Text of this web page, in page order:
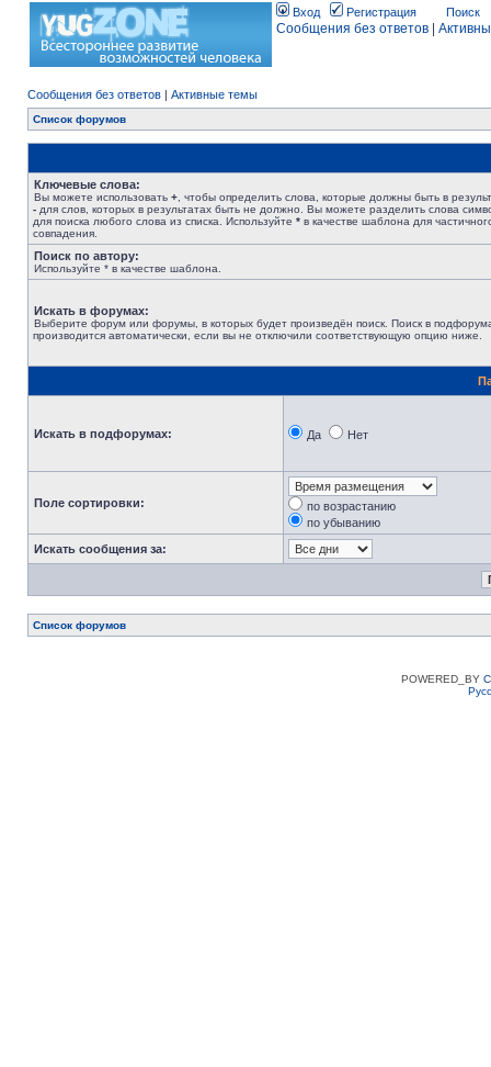
Вход Регистрация Поиск
Сообщения без ответов
Сообщения без ответов | Активные темы
Список форумов
Ключевые слова:
Вы можете использовать + , чтобы определить слова, которые должны быть в
- для слов, которых в результатах быть не должно. Вы можете разделить слова
для поиска любого слова из списка. Используйте * в качестве шаблона для
совпадения.
Поиск по автору:
Используйте * в качестве шаблона.
Искать в форумах:
Выберите форум или форумы, в которых будет произведён поиск. Поиск в
производится автоматически, если вы не отключили соответствующую опцию ниже.
Искать в подфорумах: Да Нет
Поле сортировки:
по возрастанию
по убыванию
Искать сообщения за:
Список форумов
POWERED_BY